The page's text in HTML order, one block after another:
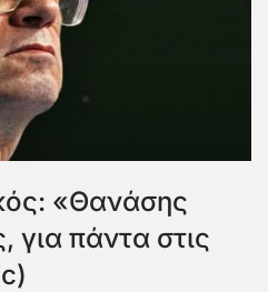
«Θανάσης
για πάντα στις